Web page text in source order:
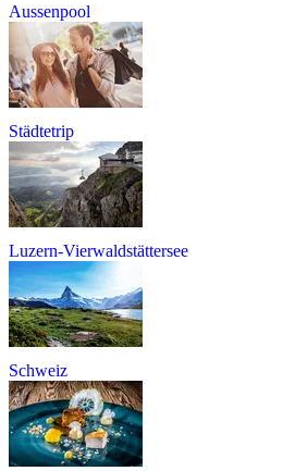
Aussenpool
Städtetrip
Luzern-Vierwaldstättersee
Schweiz